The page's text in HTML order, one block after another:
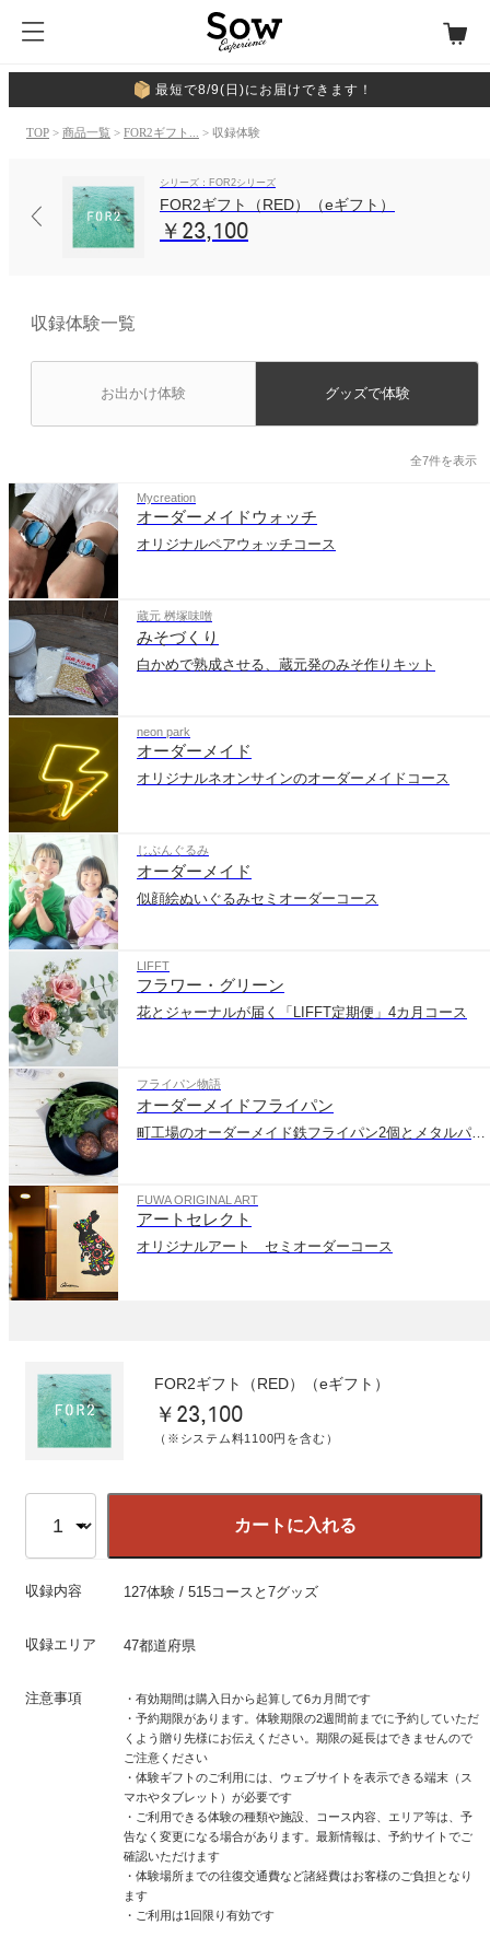
最短で8/9(日)にお届けできます！
TOP > 商品一覧 > FOR2ギフト... > 収録体験
シリーズ：FOR2シリーズ
FOR2ギフト（RED）（eギフト）
￥23,100
収録体験一覧
お出かけ体験 グッズで体験
全7件を表示
Mycreation
オーダーメイドウォッチ
オリジナルペアウォッチコース
蔵元 桝塚味噌
みそづくり
白かめで熟成させる、蔵元発のみそ作りキット
neon park
オーダーメイド
オリジナルネオンサインのオーダーメイドコース
じぶんぐるみ
オーダーメイド
似顔絵ぬいぐるみセミオーダーコース
LIFFT
フラワー・グリーン
花とジャーナルが届く「LIFFT定期便」4カ月コース
フライパン物語
オーダーメイドフライパン
町工場のオーダーメイド鉄フライパン2個とメタルパン深型セット
FUWA ORIGINAL ART
アートセレクト
オリジナルアート セミオーダーコース
FOR2ギフト（RED）（eギフト）
￥23,100
（※システム料1100円を含む）
カートに入れる
収録内容 127体験 / 515コースと7グッズ
収録エリア 47都道府県
注意事項
・有効期間は購入日から起算して6カ月間です
・予約期限があります。体験期限の2週間前までに予約していただ
くよう贈り先様にお伝えください。期限の延長はできませんので
ご注意ください
・体験ギフトのご利用には、ウェブサイトを表示できる端末（ス
マホやタブレット）が必要です
・ご利用できる体験の種類や施設、コース内容、エリア等は、予
告なく変更になる場合があります。最新情報は、予約サイトでご
確認いただけます
・体験場所までの往復交通費など諸経費はお客様のご負担となり
ます
・ご利用は1回限り有効です